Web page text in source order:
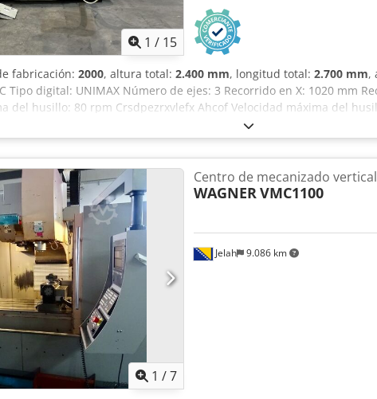
1 / 15
fabricación: 2000, altura total: 2.400 mm, longitud total: 2.700 mm,
Tipo digital: UNIMAX Número de ejes: 3 Recorrido en X: 1020 mm
del husillo: 80 rpm Crsdpezrxvlefx Ahcof Velocidad máxima del
kW - Año de fabricación: 2000 - Documentación disponible: Sí -
CNC - Horizontal/Vertical: Vertical - Marca del sistema de control:
de ejes [uds.]: 3 - Recorrido en el eje X [mm]: 1020 -
de la mesa [mm]: 1220 - Ancho de la mesa [mm]: 510 - Velocidad
8000 - Dimensiones de transporte: 2700 mm x 2350 mm x 2400
[uds.]: 1 Información financiera IVA: El precio indicado no
para empresas. Entrega y aceptación de equipos usados siempre
Rossum
1 /7
Jelah 9.086 km
Centro de mecanizado vertical
WAGNERVMC1100